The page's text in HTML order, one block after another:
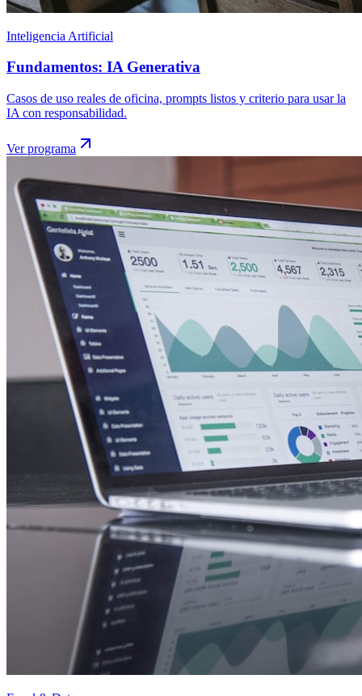
Inteligencia Artificial
Fundamentos: IA Generativa
Casos de uso reales de oficina, prompts listos y criterio para usar la
IA con responsabilidad.
Ver programa